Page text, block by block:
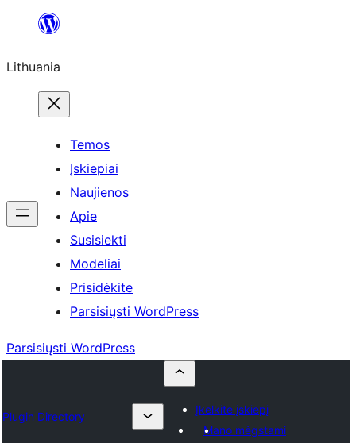
turinio
Lithuania
Temos
Įskiepiai
Naujienos
Apie
Susisiekti
Modeliai
Prisidėkite
Parsisiųsti WordPress
Parsisiųsti WordPress
Plugin Directory
Įkelkite įskiepį
Mano mėgstami